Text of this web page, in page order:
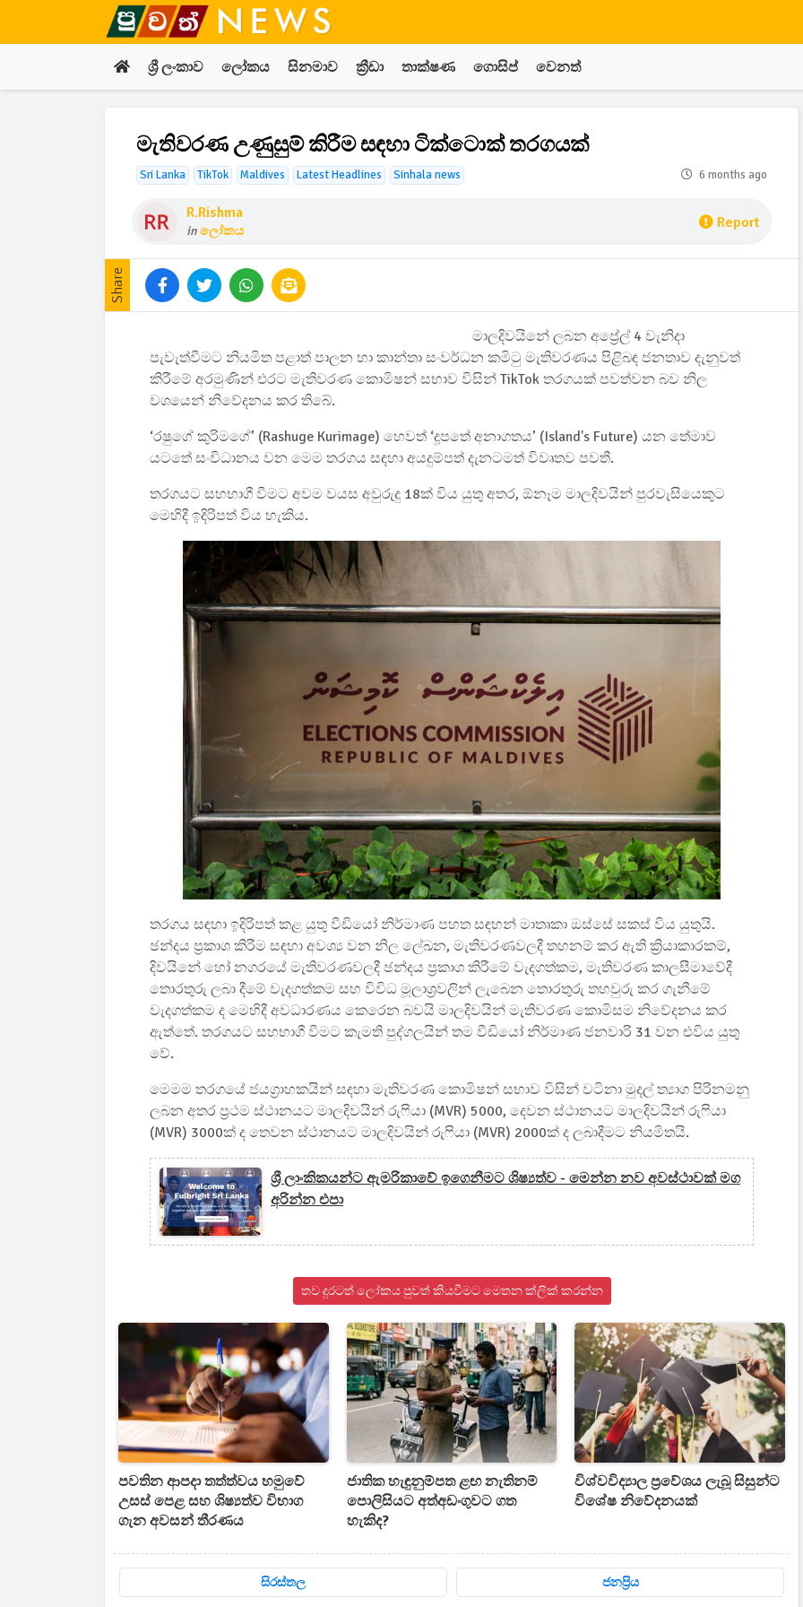
ශ්‍රී ලංකාව ලෝකය සිනමාව ක්‍රීඩා තාක්ෂණ ගොසිප් වෙනත්
මැතිවරණ උණුසුම් කිරීම සඳහා ටික්ටොක් තරගයක්
Sri Lanka TikTok Maldives Latest Headlines Sinhala news 6 months ago
R.rishma
inලෝකය Report
Share
මාලදිවයිනේ ලබන අප්‍රේල් 4 වැනිදා
පැවැත්වීමට නියමිත පළාත් පාලන හා කාන්තා සංවර්ධන කමිටු මැතිවරණය පිළිබඳ ජනතාව දැනුවත්
කිරීමේ අරමුණින් එරට මැතිවරණ කොමිෂන් සභාව විසින් TikTok තරගයක් පවත්වන බව නිල
වශයෙන් නිවේදනය කර තිබේ.
‘රෂුගේ කුරිමගේ’ (Rashuge Kurimage) හෙවත් ‘දූපතේ අනාගතය’ (Island's Future) යන තේමාව
යටතේ සංවිධානය වන මෙම තරගය සඳහා අයදුම්පත් දැනටමත් විවෘතව පවතී.
තරගයට සහභාගී වීමට අවම වයස අවුරුදු 18ක් විය යුතු අතර, ඕනෑම මාලදිවයින් පුරවැසියෙකුට
මෙහිදී ඉදිරිපත් විය හැකිය.
තරගය සඳහා ඉදිරිපත් කළ යුතු වීඩියෝ නිර්මාණ පහත සඳහන් මාතෘකා ඔස්සේ සකස් විය යුතුයි.
ඡන්දය ප්‍රකාශ කිරීම සඳහා අවශ්‍ය වන නිල ලේඛන, මැතිවරණවලදී තහනම් කර ඇති ක්‍රියාකාරකම්,
දිවයිනේ හෝ නගරයේ මැතිවරණවලදී ඡන්දය ප්‍රකාශ කිරීමේ වැදගත්කම, මැතිවරණ කාලසීමාවේදී
තොරතුරු ලබා දීමේ වැදගත්කම සහ විවිධ මූලාශ්‍රවලින් ලැබෙන තොරතුරු තහවුරු කර ගැනීමේ
වැදගත්කම ද මෙහිදී අවධාරණය කෙරෙන බවයි මාලදිවයින් මැතිවරණ කොමිසම නිවේදනය කර
ඇත්තේ. තරගයට සහභාගී වීමට කැමති පුද්ගලයින් තම වීඩියෝ නිර්මාණ ජනවාරි 31 වන එවිය යුතු
වේ.
මෙමම තරගයේ ජයග්‍රාහකයින් සඳහා මැතිවරණ කොමිෂන් සභාව විසින් වටිනා මුදල් ත්‍යාග පිරිනමනු
ලබන අතර ප්‍රථම ස්ථානයට මාලදිවයින් රුෆියා (MVR) 5000, දෙවන ස්ථානයට මාලදිවයින් රුෆියා
(MVR) 3000ක් ද තෙවන ස්ථානයට මාලදිවයින් රුෆියා (MVR) 2000ක් ද ලබාදීමට නියමිතයි.
ශ්‍රී ලාංකිකයන්ට ඇමරිකාවේ ඉගෙනීමට ශිෂ්‍යත්ව - මෙන්න නව අවස්ථාවක් මග
අරින්න එපා
තව දුරටත් ලෝකය පුවත් කියවීමට මෙතන ක්ලික් කරන්න
පවතින ආපදා තත්ත්වය හමුවේ
උසස් පෙළ සහ ශිෂ්‍යත්ව විභාග
ගැන අවසන් තීරණය
ජාතික හැඳුනුම්පත ළඟ නැතිනම්
පොලිසියට අත්අඩංගුවට ගත
හැකිද?
විශ්වවිද්‍යාල ප්‍රවේශය ලැබූ සිසුන්ට
විශේෂ නිවේදනයක්
සිරස්තල ජනප්‍රිය